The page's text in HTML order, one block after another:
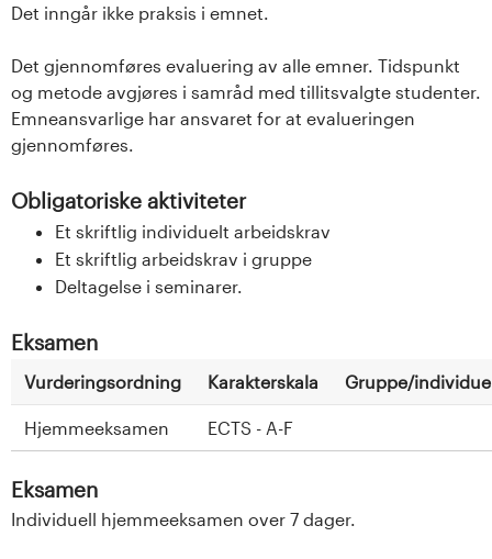
Det inngår ikke praksis i emnet.
Det gjennomføres evaluering av alle emner. Tidspunkt
og metode avgjøres i samråd med tillitsvalgte studenter.
Emneansvarlige har ansvaret for at evalueringen
gjennomføres.
Obligatoriske aktiviteter
Et skriftlig individuelt arbeidskrav
Et skriftlig arbeidskrav i gruppe
Deltagelse i seminarer.
Eksamen
Vurderingsordning Karakterskala Gruppe/
Hjemmeeksamen ECTS - A-F
Eksamen
Individuell hjemmeeksamen over 7 dager.